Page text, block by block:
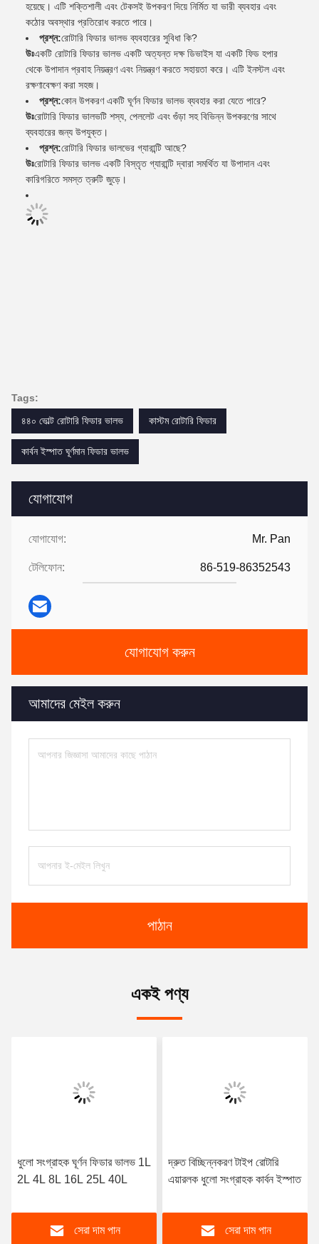
যোগাযোগ
যোগাযোগ: Mr. Pan
টেলিফোন: 86-519-86352543
যোগাযোগ করুন
আমাদের মেইল ​​করুন
পাঠান
হয়েছে। এটি শক্তিশালী এবং টেকসই উপকরণ দিয়ে নির্মিত যা ভারী ব্যবহার এবং
কঠোর অবস্থার প্রতিরোধ করতে পারে।
প্রশ্ন:রোটারি ফিডার ভালভ ব্যবহারের সুবিধা কি?
উঃএকটি রোটারি ফিডার ভালভ একটি অত্যন্ত দক্ষ ডিভাইস যা একটি ফিড হপার
থেকে উপাদান প্রবাহ নিয়ন্ত্রণ এবং নিয়ন্ত্রণ করতে সহায়তা করে। এটি ইনস্টল এবং
রক্ষণাবেক্ষণ করা সহজ।
প্রশ্ন:কোন উপকরণ একটি ঘূর্ণন ফিডার ভালভ ব্যবহার করা যেতে পারে?
উঃরোটারি ফিডার ভালভটি শস্য, পেললেট এবং গুঁড়া সহ বিভিন্ন উপকরণের সাথে
ব্যবহারের জন্য উপযুক্ত।
প্রশ্ন:রোটারি ফিডার ভালভের গ্যারান্টি আছে?
উঃরোটারি ফিডার ভালভ একটি বিস্তৃত গ্যারান্টি দ্বারা সমর্থিত যা উপাদান এবং
কারিগরিতে সমস্ত ত্রুটি জুড়ে।
Tags:
৪৪০ ভোল্ট রোটারি ফিডার ভালভ
কাস্টম রোটারি ফিডার
কার্বন ইস্পাত ঘূর্ণমান ফিডার ভালভ
একই পণ্য
ধুলো সংগ্রাহক ঘূর্ণন ফিডার ভালভ 1L
2L 4L 8L 16L 25L 40L
সেরা দাম পান
দ্রুত বিচ্ছিন্নকরণ টাইপ রোটারি
এয়ারলক ধুলো সংগ্রাহক কার্বন ইস্পাত
সেরা দাম পান